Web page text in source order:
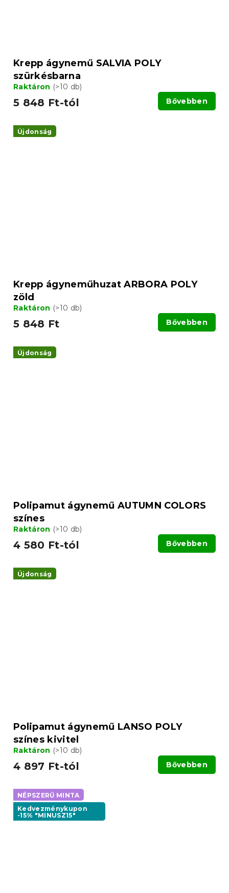
Krepp ágynemű SALVIA POLY
szürkésbarna
Raktáron (>10 db)
5 848 Ft-tól Bővebben
Újdonság
Krepp ágyneműhuzat ARBORA POLY
zöld
Raktáron (>10 db)
5 848 Ft Bővebben
Újdonság
Polipamut ágynemű AUTUMN COLORS
színes
Raktáron (>10 db)
4 580 Ft-tól Bővebben
Újdonság
Polipamut ágynemű LANSO POLY
színes kivitel
Raktáron (>10 db)
4 897 Ft-tól Bővebben
NÉPSZERŰ MINTA
Kedvezménykupon
-15% "MINUSZ15"